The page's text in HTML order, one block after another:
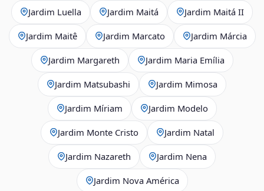
Jardim Luella Jardim Maitá Jardim Maitá II
Jardim Maitê Jardim Marcato Jardim Márcia
Jardim Margareth Jardim Maria Emília
Jardim Matsubashi Jardim Mimosa
Jardim Míriam Jardim Modelo
Jardim Monte Cristo Jardim Natal
Jardim Nazareth Jardim Nena
Jardim Nova América